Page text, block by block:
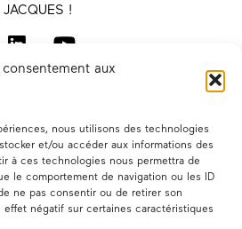
aux
nous utilisons des technologies
et/ou accéder aux informations des
à ces technologies nous permettra de
le comportement de navigation ou les ID
ne pas consentir ou de retirer son
négatif sur certaines caractéristiques
!
Votre député